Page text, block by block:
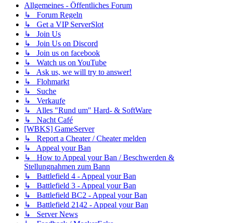
Allgemeines - Öffentliches Forum
↳ Forum Regeln
↳ Get a VIP ServerSlot
↳ Join Us
↳ Join Us on Discord
↳ Join us on facebook
↳ Watch us on YouTube
↳ Ask us, we will try to answer!
↳ Flohmarkt
↳ Suche
↳ Verkaufe
↳ Alles "Rund um" Hard- & SoftWare
↳ Nacht Café
[WBKS] GameServer
↳ Report a Cheater / Cheater melden
↳ Appeal your Ban
↳ How to Appeal your Ban / Beschwerden &
Stellungnahmen zum Bann
↳ Battlefield 4 - Appeal your Ban
↳ Battlefield 3 - Appeal your Ban
↳ Battlefield BC2 - Appeal your Ban
↳ Battlefield 2142 - Appeal your Ban
↳ Server News